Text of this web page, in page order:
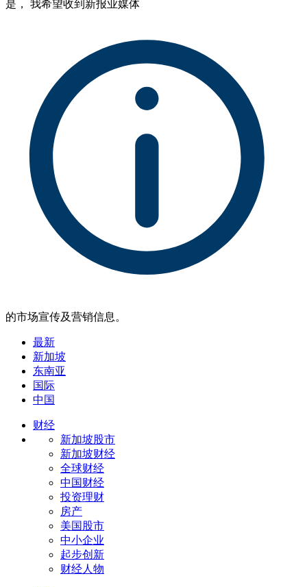
是， 我希望收到新报业媒体
的市场宣传及营销信息。
最新
新加坡
东南亚
国际
中国
财经
新加坡股市
新加坡财经
全球财经
中国财经
投资理财
房产
美国股市
中小企业
起步创新
财经人物